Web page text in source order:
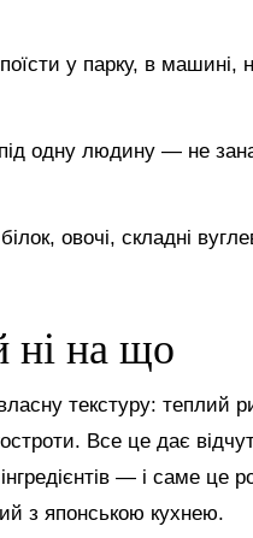
у парку, в машині,
одну людину — не
овочі, складні
ні на що
текстуру: теплий
Все це дає
— і саме це
з японською кухнею.